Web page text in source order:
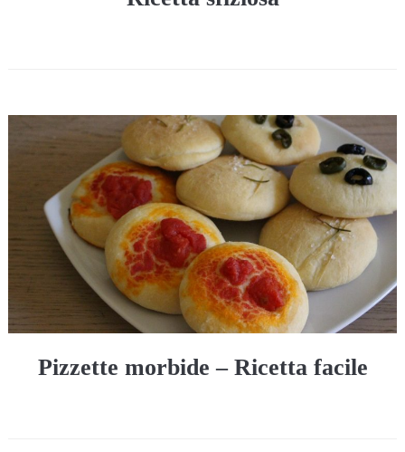
Pizzette morbide – Ricetta facile